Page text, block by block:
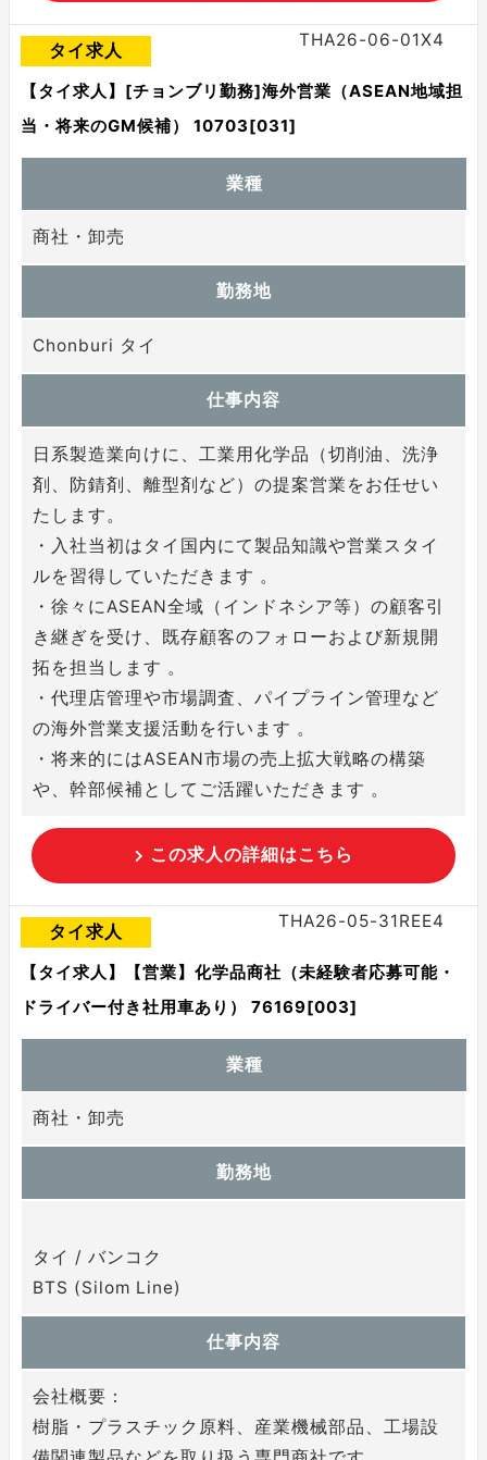
タイ求人
THA26-06-01X4
【タイ求人】[チョンブリ勤務]海外営業（ASEAN地域担
当・将来のGM候補） 10703[031]
業種
商社・卸売
勤務地
Chonburi タイ
仕事内容
日系製造業向けに、工業用化学品（切削油、洗浄
剤、防錆剤、離型剤など）の提案営業をお任せい
たします。
・入社当初はタイ国内にて製品知識や営業スタイ
ルを習得していただきます 。
・徐々にASEAN全域（インドネシア等）の顧客引
き継ぎを受け、既存顧客のフォローおよび新規開
拓を担当します 。
・代理店管理や市場調査、パイプライン管理など
の海外営業支援活動を行います 。
・将来的にはASEAN市場の売上拡大戦略の構築
や、幹部候補としてご活躍いただきます 。
この求人の詳細はこちら
タイ求人
THA26-05-31REE4
【タイ求人】【営業】化学品商社（未経験者応募可能・
ドライバー付き社用車あり） 76169[003]
業種
商社・卸売
勤務地
タイ / バンコク
BTS (Silom Line)
仕事内容
会社概要：
樹脂・プラスチック原料、産業機械部品、工場設